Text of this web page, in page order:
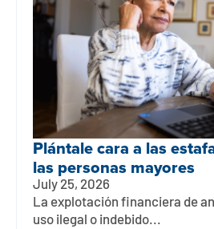
Plántale cara a las
las personas mayores
July 25, 2026
La explotación financiera de
uso ilegal o indebido...